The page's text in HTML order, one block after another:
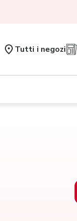
Tutti i negozi